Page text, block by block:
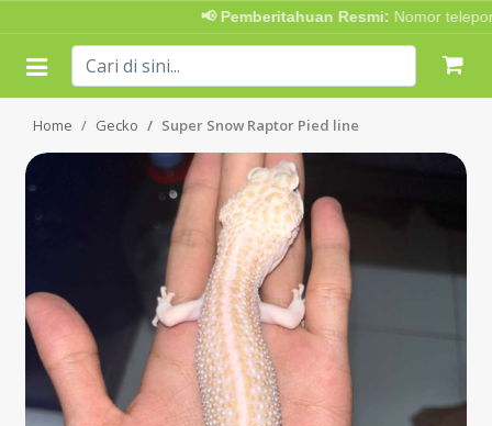
📢 Pemberitahuan Resmi:Nomor telepon
Home Gecko Super Snow Raptor Pied line